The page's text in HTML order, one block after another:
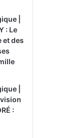
|
: Le
et des
|
: